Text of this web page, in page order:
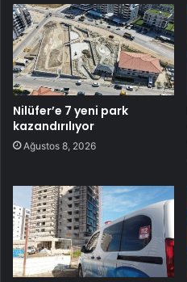
Nilüfer’e 7 yeni park
kazandırılıyor
Ağustos 8, 2026